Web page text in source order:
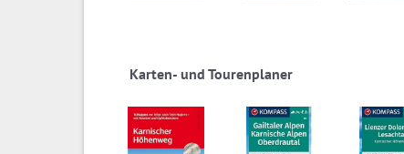
Karten- und Tourenplaner